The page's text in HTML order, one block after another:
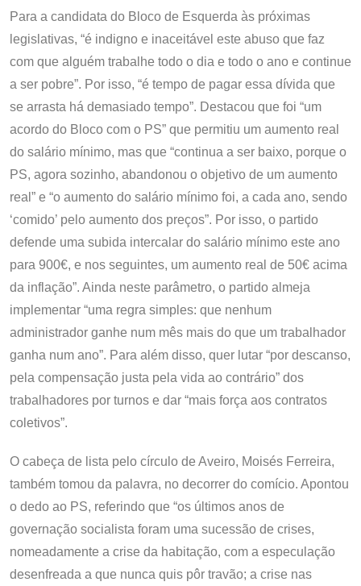
Para a candidata do Bloco de Esquerda às próximas
legislativas, “é indigno e inaceitável este abuso que faz
com que alguém trabalhe todo o dia e todo o ano e continue
a ser pobre”. Por isso, “é tempo de pagar essa dívida que
se arrasta há demasiado tempo”. Destacou que foi “um
acordo do Bloco com o PS” que permitiu um aumento real
do salário mínimo, mas que “continua a ser baixo, porque o
PS, agora sozinho, abandonou o objetivo de um aumento
real” e “o aumento do salário mínimo foi, a cada ano, sendo
‘comido’ pelo aumento dos preços”. Por isso, o partido
defende uma subida intercalar do salário mínimo este ano
para 900€, e nos seguintes, um aumento real de 50€ acima
da inflação”. Ainda neste parâmetro, o partido almeja
implementar “uma regra simples: que nenhum
administrador ganhe num mês mais do que um trabalhador
ganha num ano”. Para além disso, quer lutar “por descanso,
pela compensação justa pela vida ao contrário” dos
trabalhadores por turnos e dar “mais força aos contratos
coletivos”.
O cabeça de lista pelo círculo de Aveiro, Moisés Ferreira,
também tomou da palavra, no decorrer do comício. Apontou
o dedo ao PS, referindo que “os últimos anos de
governação socialista foram uma sucessão de crises,
nomeadamente a crise da habitação, com a especulação
desenfreada a que nunca quis pôr travão; a crise nas